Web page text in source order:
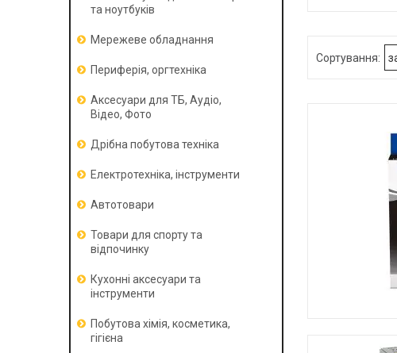
та ноутбуків
Мережеве обладнання
Периферія, оргтехніка
Аксесуари для ТБ, Аудіо,
Відео, Фото
Дрібна побутова техніка
Електротехніка, інструменти
Автотовари
Товари для спорту та
відпочинку
Кухонні аксесуари та
інструменти
Побутова хімія, косметика,
гігієна